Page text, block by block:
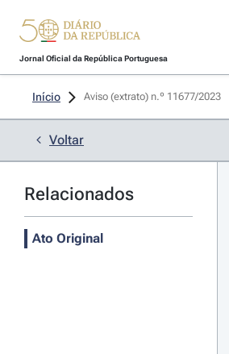
Jornal Oficial da República Portuguesa
Início Aviso (extrato) n.º 11677/2023
Voltar
Relacionados
Ato Original